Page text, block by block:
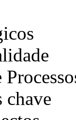
chave